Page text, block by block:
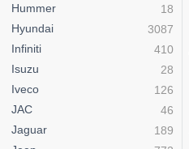
Hummer
18
Hyundai
3087
Infiniti
410
Isuzu
28
Iveco
126
JAC
46
Jaguar
189